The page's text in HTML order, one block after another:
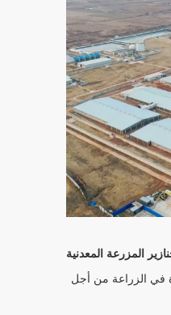
المزرعة المعدنية
في الزراعة من أجل